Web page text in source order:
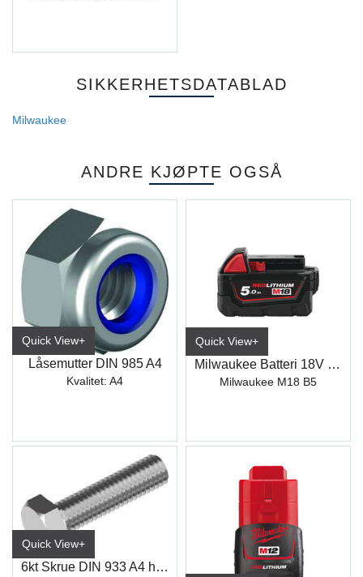
SIKKERHETSDATABLAD
Milwaukee
ANDRE KJØPTE OGSÅ
Quick View+
Låsemutter DIN 985 A4
Kvalitet: A4
Quick View+
Milwaukee Batteri 18V 5Ah
Milwaukee M18 B5
Quick View+
6kt Skrue DIN 933 A4 hel.gj